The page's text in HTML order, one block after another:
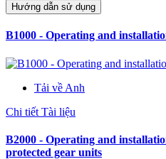
Hướng dẫn sử dụng
B1000 - Operating and
Tải về Anh
Chi tiết Tài liệu
B2000 - Operating and
protected gear units